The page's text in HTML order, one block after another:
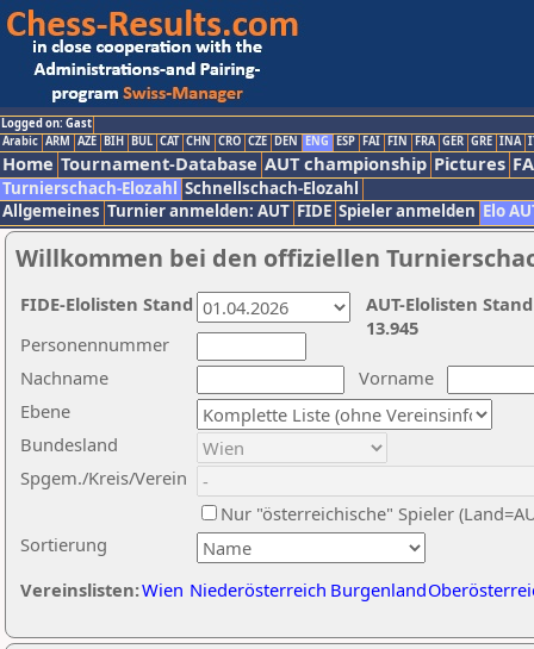
Logged on: Gast
Arabic ARM AZE BIH BUL CAT CHN CRO CZE DEN ENG ESP FAI FIN FRA GER GRE INA
Home Tournament-Database AUT championship Pictures
Turnierschach-Elozahl Schnellschach-Elozahl
Allgemeines Turnier anmelden: AUT FIDE Spieler anmelden Elo
Willkommen bei den offiziellen
Nachname
Vorname
Ebene
Sortierung
Personennummer
Bundesland
Spgem./Kreis/Verein
Nur "österreichische" Spieler
Vereinslisten:Wien Niederösterreich Burgenland
AUT-Elolisten
13.945
FIDE-Elolisten Stand